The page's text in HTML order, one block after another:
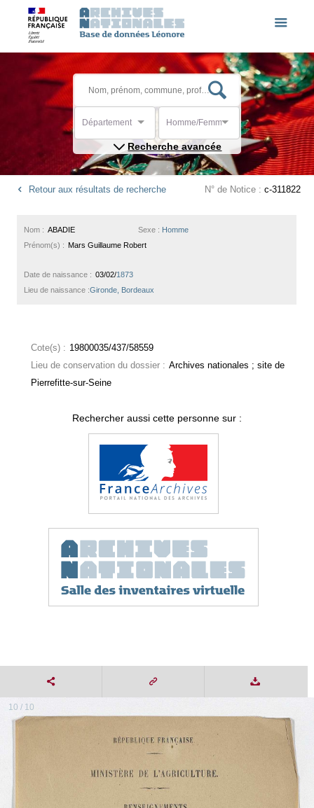
Département Homme/Femme
Recherche avancée
Retour aux résultats de recherche N° de Notice : c-311822
Sexe : Homme
Nom : ABADIE
Prénom(s) : Mars Guillaume Robert
Date de naissance : 03/02/1873
Lieu de naissance :Gironde, Bordeaux
Cote(s) : 19800035/437/58559
Lieu de conservation du dossier : Archives nationales ; site de
Pierrefitte-sur-Seine
Rechercher aussi cette personne sur :
10 / 10